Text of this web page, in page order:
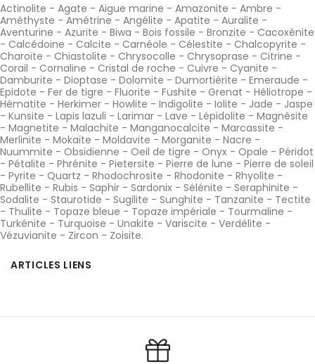
Actinolite - Agate - Aigue marine - Amazonite - Ambre -
Améthyste - Amétrine - Angélite - Apatite - Auralite -
Aventurine - Azurite - Biwa - Bois fossile - Bronzite - Cacoxénite
- Calcédoine - Calcite - Carnéole - Célestite - Chalcopyrite -
Charoïte - Chiastolite - Chrysocolle - Chrysoprase - Citrine -
Corail - Cornaline - Cristal de roche - Cuivre - Cyanite -
Damburite - Dioptase - Dolomite - Dumortiérite - Emeraude -
Epidote - Fer de tigre - Fluorite - Fushite - Grenat - Héliotrope -
Hématite - Herkimer - Howlite - Indigolite - Iolite - Jade - Jaspe
- Kunsite - Lapis lazuli - Larimar - Lave - Lépidolite - Magnésite
- Magnetite - Malachite - Manganocalcite - Marcassite -
Merlinite - Mokaïte - Moldavite - Morganite - Nacre -
Nuummite - Obsidienne - Oeil de tigre - Onyx - Opale - Péridot
- Pétalite - Phrénite - Pietersite - Pierre de lune - Pierre de soleil
- Pyrite - Quartz - Rhodochrosite - Rhodonite - Rhyolite -
Rubellite - Rubis - Saphir - Sardonix - Sélénite - Seraphinite -
Sodalite - Staurotide - Sugilite - Sunghite - Tanzanite - Tectite
- Thulite - Topaze bleue - Topaze impériale - Tourmaline -
Turkénite - Turquoise - Unakite - Variscite - Verdélite -
Vézuvianite - Zircon - Zoisite.
ARTICLES LIENS